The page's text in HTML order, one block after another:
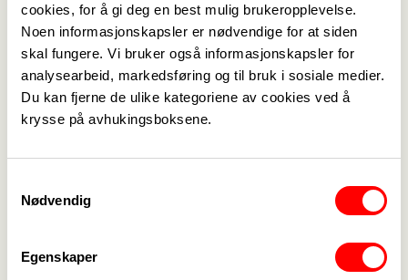
cookies, for å gi deg en best mulig brukeropplevelse.
Noen informasjonskapsler er nødvendige for at siden
skal fungere. Vi bruker også informasjonskapsler for
analysearbeid, markedsføring og til bruk i sosiale medier.
Du kan fjerne de ulike kategoriene av cookies ved å
krysse på avhukingsboksene.
Nødvendig
Egenskaper
Medlemskap ->
Lønn og tariff ->
Kontakt oss ->
For tillitsvalgte